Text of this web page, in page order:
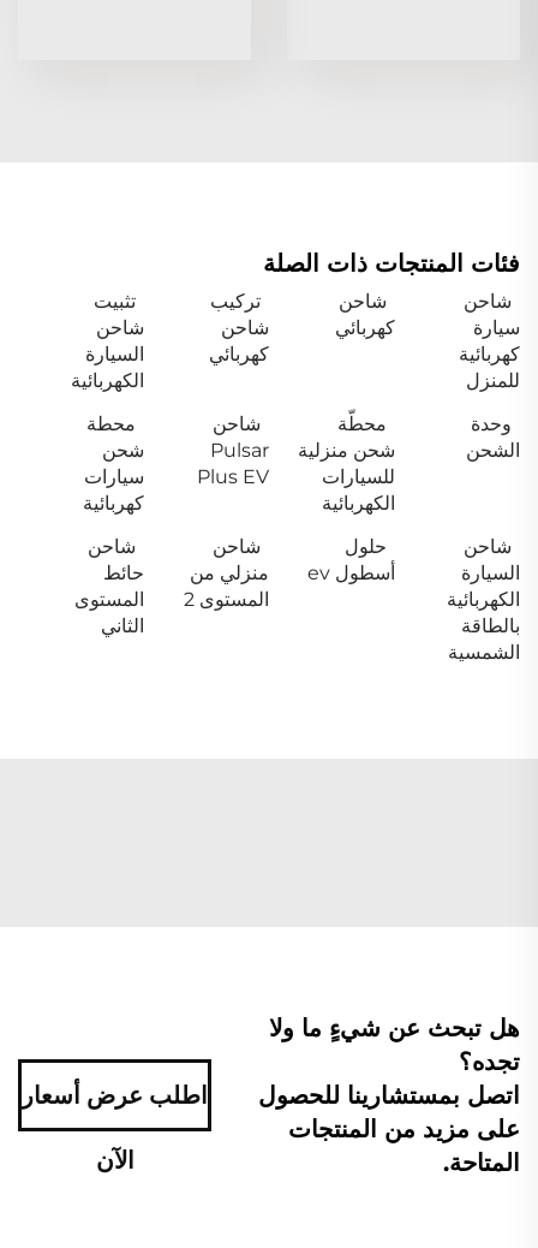
فئات المنتجات ذات الصلة
شاحن
سيارة
كهربائية
للمنزل
شاحن
كهربائي
تركيب
شاحن
كهربائي
تثبيت
شاحن
السيارة
الكهربائية
وحدة
الشحن
محطّة
شحن منزلية
للسيارات
الكهربائية
شاحن
Pulsar
Plus EV
محطة
شحن
سيارات
كهربائية
شاحن
السيارة
الكهربائية
بالطاقة
الشمسية
حلول
أسطول ev
شاحن
منزلي من
المستوى 2
شاحن
حائط
المستوى
الثاني
هل تبحث عن شيءٍ ما ولا
تجده؟
اتصل بمستشارينا للحصول
على مزيد من المنتجات
المتاحة.
اطلب عرض أسعار
الآن